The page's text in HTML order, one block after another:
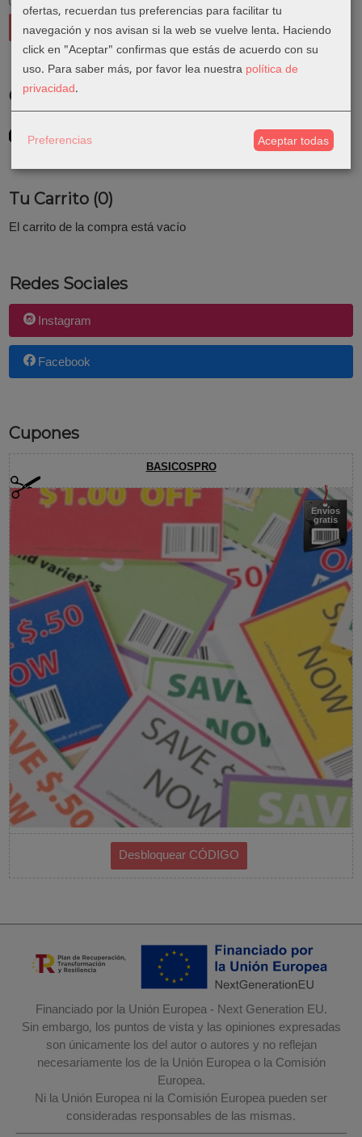
Costes de Envío
Consultar Destinos
Tu Carrito (0)
El carrito de la compra está vacío
Redes Sociales
Instagram
Facebook
Cupones
BASICOSPRO
Envíos
gratis
Financiado por la Unión Europea - Next Generation EU.
Sin embargo, los puntos de vista y las opiniones expresadas
son únicamente los del autor o autores y no reflejan
necesariamente los de la Unión Europea o la Comisión
Europea.
Ni la Unión Europea ni la Comisión Europea pueden ser
consideradas responsables de las mismas.
ofertas, recuerdan tus preferencias para facilitar tu
navegación y nos avisan si la web se vuelve lenta. Haciendo
click en "Aceptar" confirmas que estás de acuerdo con su
uso. Para saber más, por favor lea nuestra política de
privacidad.
Preferencias Aceptar todas